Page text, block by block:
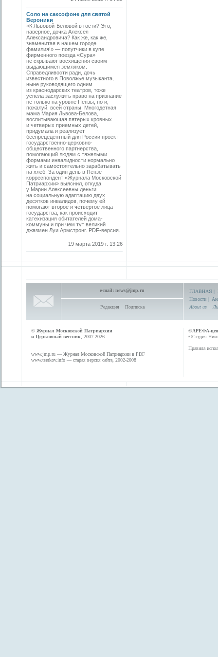
Соло на саксофоне для святой
Вероники
«К Львовой-Беловой в гости? Это,
наверное, дочка Алексея
Александровича? Как же, как же,
знаменитая в нашем городе
фамилия!» — попутчики в купе
фирменного поезда «Сура»
не скрывают восхищения своим
выдающимся земляком.
Справедливости ради, дочь
известного в Поволжье музыканта,
ныне руководящего одним
из краснодарских теат­ров, тоже
успела заслужить право на признание
не только на уровне Пензы, но и,
пожалуй, всей страны. Многодетная
мама Мария Львова-Белова,
воспитывающая пятерых кровных
и четверых приемных детей,
придумала и реализует
беспрецедентный для России проект
государственно-церковно-
общественного партнерства,
помогающий людям с тяжелыми
формами инвалидности нормально
жить и самостоятельно зарабатывать
на хлеб. За один день в Пензе
корреспондент «Журнала Московской
Патриархии» выяснил, откуда
у Марии Алексеевны деньги
на социальную адаптацию двух
десятков инвалидов, почему ей
помогают второе и четвертое лица
государства, как происходит
катехизация обитателей дома-
коммуны и при чем тут великий
джазмен Луи Армстронг. PDF-версия.
19 марта 2019 г. 13:26
e-mail: news@jmp.ru
Редакция Подписка
ГЛАВНАЯ |
Новости |
About us |
© Журнал Московской Патриархии
и Церковный вестник , 2007-2026
www.jmp.ru — Журнал Московской Патриархии в PDF
www.tserkov.info — старая версия сайта, 2002-2008
©АРЕФА-
©Студия
Правила